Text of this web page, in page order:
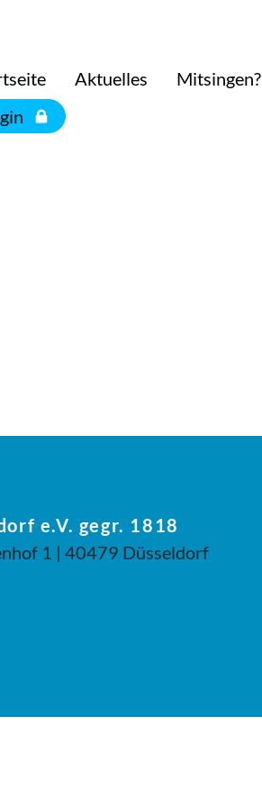
Aktuelles Mitsingen?
e.V. gegr. 1818
1 | 40479 Düsseldorf